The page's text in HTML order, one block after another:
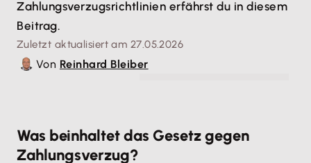
Zahlungsverzugsrichtlinien erfährst du in diesem
Beitrag.
Zuletzt aktualisiert am 27.05.2026
Von Reinhard Bleiber© MQ-Illustrations - stock.adobe.com
Was beinhaltet das Gesetz gegen
Zahlungsverzug?